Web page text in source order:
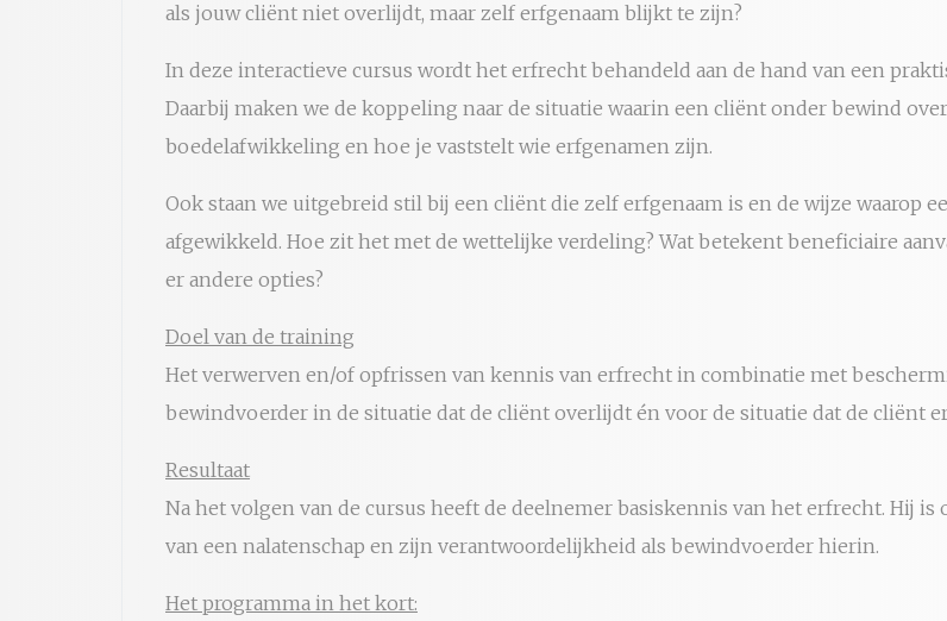
als jouw cliënt niet overlijdt, maar zelf erfgenaam blijkt te zijn?
In deze interactieve cursus wordt het erfrecht behandeld aan de hand van een
Daarbij maken we de koppeling naar de situatie waarin een cliënt onder bewind
boedelafwikkeling en hoe je vaststelt wie erfgenamen zijn.
Ook staan we uitgebreid stil bij een cliënt die zelf erfgenaam is en de wijze waarop
afgewikkeld. Hoe zit het met de wettelijke verdeling? Wat betekent beneficiaire
er andere opties?
Doel van de training
Het verwerven en/of opfrissen van kennis van erfrecht in combinatie met
bewindvoerder in de situatie dat de cliënt overlijdt én voor de situatie dat de cliënt
Resultaat
Na het volgen van de cursus heeft de deelnemer basiskennis van het erfrecht. Hij is
van een nalatenschap en zijn verantwoordelijkheid als bewindvoerder hierin.
Het programma in het kort: